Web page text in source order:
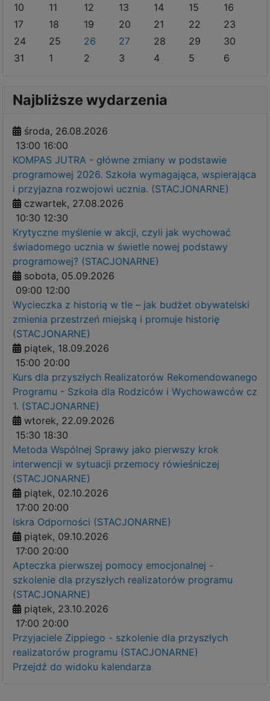
10
11 12 13 14 15
16
17
18 19 20 21 22
23
24
25 26 27 28 29
30
31
1 2 3 4 5 6
Najbliższe wydarzenia
środa, 26.08.2026
13:00 16:00
KOMPAS JUTRA - główne zmiany w podstawie
programowej 2026. Szkoła wymagająca, wspierająca
i przyjazna rozwojowi ucznia. (STACJONARNE)
czwartek, 27.08.2026
10:30 12:30
Krytyczne myślenie w akcji, czyli jak wychować
świadomego ucznia w świetle nowej podstawy
programowej? (STACJONARNE)
sobota, 05.09.2026
09:00 12:00
Wycieczka z historią w tle – jak budżet obywatelski
zmienia przestrzeń miejską i promuje historię
(STACJONARNE)
piątek, 18.09.2026
15:00 20:00
Kurs dla przyszłych Realizatorów Rekomendowanego
Programu - Szkoła dla Rodziców i Wychowawców cz
1. (STACJONARNE)
wtorek, 22.09.2026
15:30 18:30
Metoda Wspólnej Sprawy jako pierwszy krok
interwencji w sytuacji przemocy rówieśniczej
(STACJONARNE)
piątek, 02.10.2026
17:00 20:00
Iskra Odporności (STACJONARNE)
piątek, 09.10.2026
17:00 20:00
Apteczka pierwszej pomocy emocjonalnej -
szkolenie dla przyszłych realizatorów programu
(STACJONARNE)
piątek, 23.10.2026
17:00 20:00
Przyjaciele Zippiego - szkolenie dla przyszłych
realizatorów programu (STACJONARNE)
Przejdź do widoku kalendarza